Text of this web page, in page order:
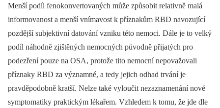
Menší podíl fenokonvertovaných může způsobit relativně malá
informovanost a menší vnímavost k příznakům RBD navozující
pozdější subjektivní datování vzniku této nemoci. Dále je to velký
podíl náhodně zjištěných nemocných původně přijatých pro
podezření pouze na OSA, protože tito nemocní nepovažovali
příznaky RBD za významné, a tedy jejich odhad trvání je
pravděpodobně kratší. Nelze také vyloučit nezaznamenání nové
symptomatiky praktickým lékařem. Vzhledem k tomu, že jde dle